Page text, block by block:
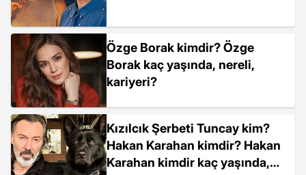
Özge Borak kimdir? Özge
Borak kaç yaşında, nereli,
kariyeri?
Kızılcık Şerbeti Tuncay kim?
Hakan Karahan kimdir? Hakan
Karahan kimdir kaç yaşında,